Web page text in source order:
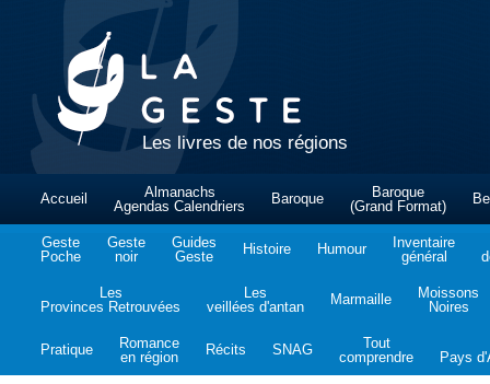
Les livres de nos régions
Accueil
Almanachs
Agendas Calendriers
Baroque
Baroque
(Grand Format)
Geste
Poche
Geste
noir
Guides
Geste
Histoire Humour
Inventaire
général
Les
Provinces Retrouvées
Les
veillées d'antan
Marmaille
Moissons
Noires
Pratique
Romance
en région
Récits SNAG
Tout
comprendre
Pays